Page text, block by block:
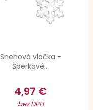
Snehová vločka -
Šperkové...
4,97 €
bez DPH